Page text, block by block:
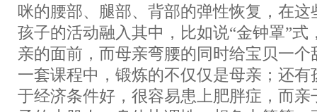
咪的腰部、腿部、背部的弹性恢复，在
孩子的活动融入其中，比如说“金钟罩”式
亲的面前，而母亲弯腰的同时给宝贝一
一套课程中，锻炼的不仅仅是母亲；还
于经济条件好，很容易患上肥胖症，而